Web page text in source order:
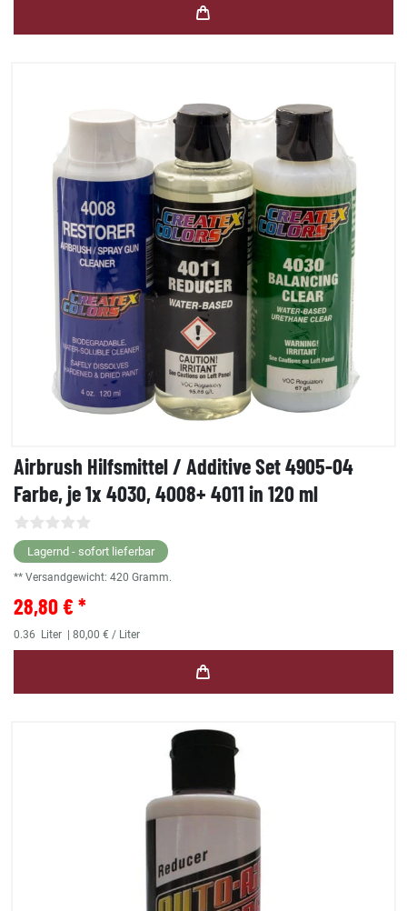
Airbrush Hilfsmittel / Additive Set 4905-04
Farbe, je 1x 4030, 4008+ 4011 in 120 ml
Lagernd - sofort lieferbar
** Versandgewicht: 420 Gramm.
28,80 € *
0.36 Liter | 80,00 € / Liter